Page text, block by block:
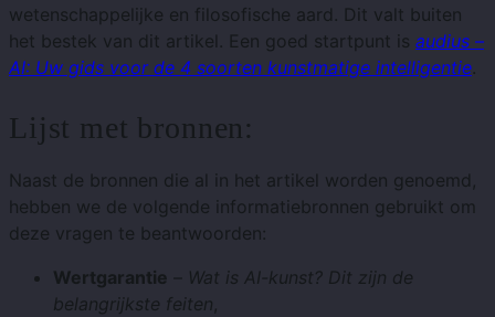
wetenschappelijke en filosofische aard. Dit valt buiten
het bestek van dit artikel. Een goed startpunt is audius –
AI: Uw gids voor de 4 soorten kunstmatige intelligentie.
Lijst met bronnen:
Naast de bronnen die al in het artikel worden genoemd,
hebben we de volgende informatiebronnen gebruikt om
deze vragen te beantwoorden:
Wertgarantie
Wat is AI-kunst? Dit zijn de
belangrijkste feiten,